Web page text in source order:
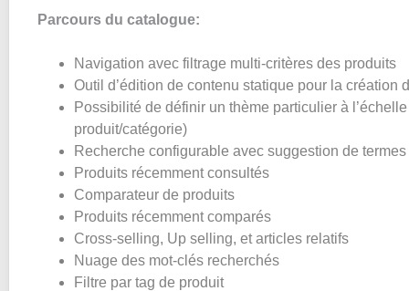
Parcours du catalogue:
Navigation avec filtrage multi-critères des produits
Outil d’édition de contenu statique pour la création
Possibilité de définir un thème particulier à
produit/catégorie)
Recherche configurable avec suggestion de termes
Produits récemment consultés
Comparateur de produits
Produits récemment comparés
Cross-selling, Up selling, et articles relatifs
Nuage des mot-clés recherchés
Filtre par tag de produit